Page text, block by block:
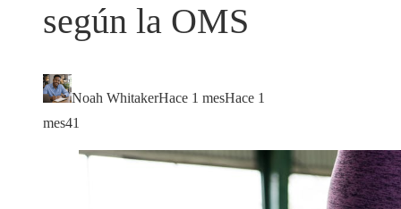
según la OMS
Noah WhitakerHace 1 mesHace 1
mes41